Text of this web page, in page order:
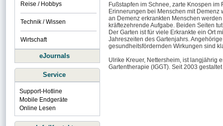
Fußstapfen im Schnee, zarte Knospen
Erinnerungen bei Menschen mit
an Demenz erkrankten Menschen
kräftezehrende Aufgabe. Beiden Seiten
Der Garten ist für viele Erkrankte ein Ort
Jahreszeiten des Gartenjahrs.
gesundheitsfördernden Wirkungen sind
Ulrike Kreuer, Nettersheim, ist langjährig
Gartentherapie (IGGT). Seit 2003
Reise / Hobbys
Technik / Wissen
Wirtschaft
eJournals
Service
Support-Hotline
Mobile Endgeräte
Online Lesen